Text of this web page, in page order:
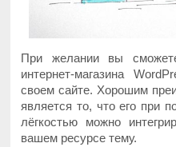
При желании вы
интернет-магазина
своем сайте. Хорошим
является то, что его при
лёгкостью можно
вашем ресурсе тему.